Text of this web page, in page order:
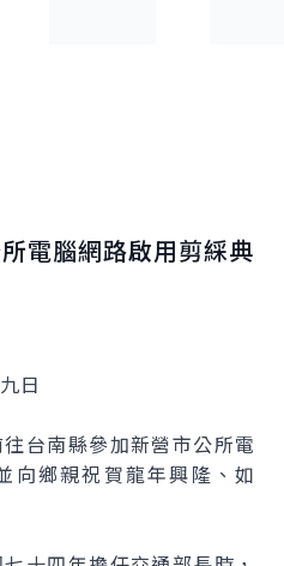
電腦網路啟用剪綵典
日
台南縣參加新營市公所電
向鄉親祝賀龍年興隆、如